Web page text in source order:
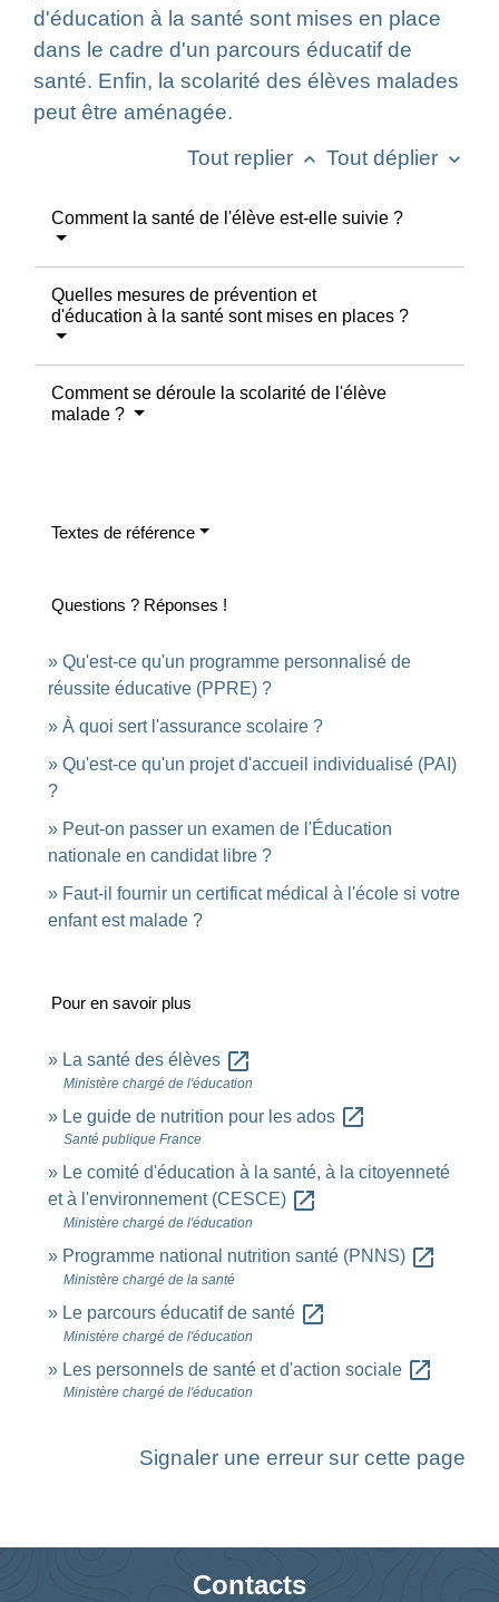
d'éducation à la santé sont mises en place
dans le cadre d'un parcours éducatif de
santé. Enfin, la scolarité des élèves malades
peut être aménagée.
Tout replier keyboard_arrow_up Tout déplier keyboard_arrow_down
Comment la santé de l'élève est-elle suivie ?
Quelles mesures de prévention et
d'éducation à la santé sont mises en places ?
Comment se déroule la scolarité de l'élève
malade ?
Textes de référence
Questions ? Réponses !
Qu'est-ce qu'un programme personnalisé de
réussite éducative (PPRE) ?
À quoi sert l'assurance scolaire ?
Qu'est-ce qu'un projet d'accueil individualisé (PAI)
?
Peut-on passer un examen de l'Éducation
nationale en candidat libre ?
Faut-il fournir un certificat médical à l'école si votre
enfant est malade ?
Pour en savoir plus
La santé des élèves open_in_new
Ministère chargé de l'éducation
Le guide de nutrition pour les ados open_in_new
Santé publique France
Le comité d'éducation à la santé, à la citoyenneté
et à l'environnement (CESCE) open_in_new
Ministère chargé de l'éducation
Programme national nutrition santé (PNNS) open_in_new
Ministère chargé de la santé
Le parcours éducatif de santé open_in_new
Ministère chargé de l'éducation
Les personnels de santé et d'action sociale open_in_new
Ministère chargé de l'éducation
Signaler une erreur sur cette page
Contacts